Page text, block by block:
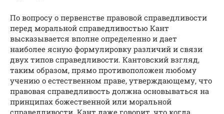
По вопросу о первенстве правовой справедливости
перед моральной справедливостью Кант
высказывается вполне определенно и дает
наиболее ясную формулировку различий и связи
двух типов справедливости. Кантовский взгляд,
таким образом, прямо противоположен любому
учению о естественном праве, утверждающему, что
правовая справедливость должна основываться на
принципах божественной или моральной
справедливости. Кант даже говорит, что когда